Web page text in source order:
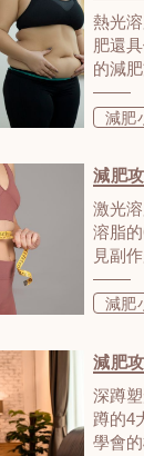
熱光
肥還
的減
人，這
減肥
減肥
激光
溶脂
見副
能安全
減肥
減肥
深蹲
蹲的4
學會